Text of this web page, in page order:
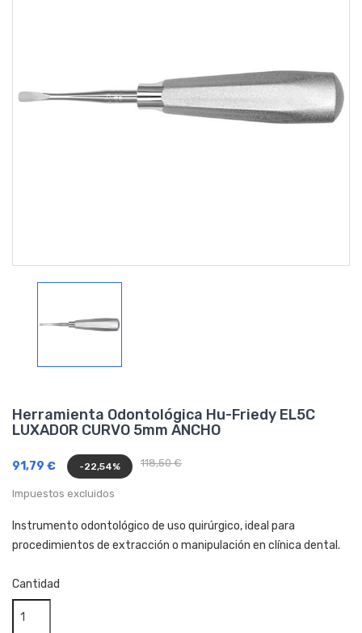
Herramienta Odontológica Hu-Friedy EL5C
LUXADOR CURVO 5mm ANCHO
118,50 €
91,79 € -22,54%
Impuestos excluidos
Instrumento odontológico de uso quirúrgico, ideal para
procedimientos de extracción o manipulación en clínica dental.
Cantidad